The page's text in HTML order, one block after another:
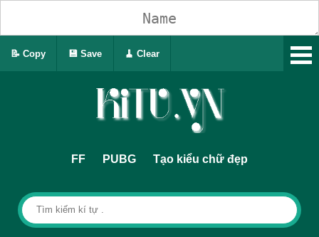
FF PUBG Tạo kiểu chữ đẹp
📝 Copy 💾 Save 🧹 Clear